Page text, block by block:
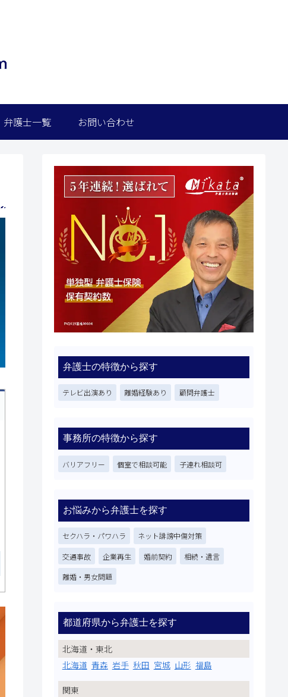
弁護士一覧 お問い合わせ
弁護士の特徴から探す
テレビ出演あり 離婚経験あり 顧問弁護士
事務所の特徴から探す
バリアフリー 個室で相談可能 子連れ相談可
お悩みから弁護士を探す
セクハラ・パワハラ ネット誹謗中傷対策
交通事故 企業再生 婚前契約 相続・遺言
離婚・男女問題
都道府県から弁護士を探す
北海道・東北
北海道 青森 岩手 秋田 宮城 山形 福島
関東